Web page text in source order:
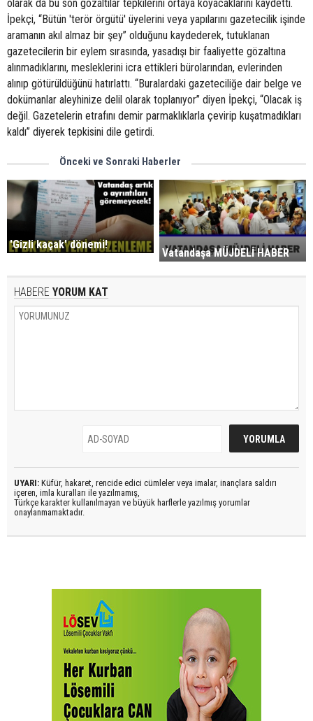
olarak da bu son gözaltılar tepkilerini ortaya koyacaklarını kaydetti.
İpekçi, “Bütün 'terör örgütü' üyelerini veya yapılarını gazetecilik işinde
aramanın akıl almaz bir şey” olduğunu kaydederek, tutuklanan
gazetecilerin bir eylem sırasında, yasadışı bir faaliyette gözaltına
alınmadıklarını, mesleklerini icra ettikleri bürolarından, evlerinden
alınıp götürüldüğünü hatırlattı. “Buralardaki gazeteciliğe dair belge ve
dokümanlar aleyhinize delil olarak toplanıyor” diyen İpekçi, “Olacak iş
değil. Gazetelerin etrafını demir parmaklıklarla çevirip kuşatmadıkları
kaldı” diyerek tepkisini dile getirdi.
Önceki ve Sonraki Haberler
'Gizli kaçak' dönemi!
Vatandaşa MÜJDELİ HABER
HABERE YORUM KAT
UYARI: Küfür, hakaret, rencide edici cümleler veya imalar, inançlara saldırı
içeren, imla kuralları ile yazılmamış,
Türkçe karakter kullanılmayan ve büyük harflerle yazılmış yorumlar
onaylanmamaktadır.